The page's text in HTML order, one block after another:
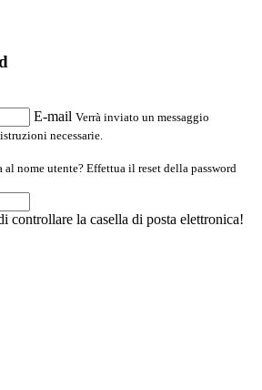
E-mail Verrà inviato un messaggio
necessarie.
al nome utente? Effettua il reset della password
controllare la casella di posta elettronica!